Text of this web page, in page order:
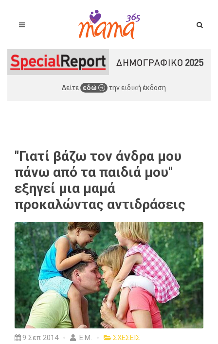
Δείτε εδώ την ειδική έκδοση
"Γιατί βάζω τον άνδρα μου
πάνω από τα παιδιά μου"
εξηγεί μια μαμά
προκαλώντας αντιδράσεις
9 Σεπ 2014 Ε.Μ. ΣΧΕΣΕΙΣ